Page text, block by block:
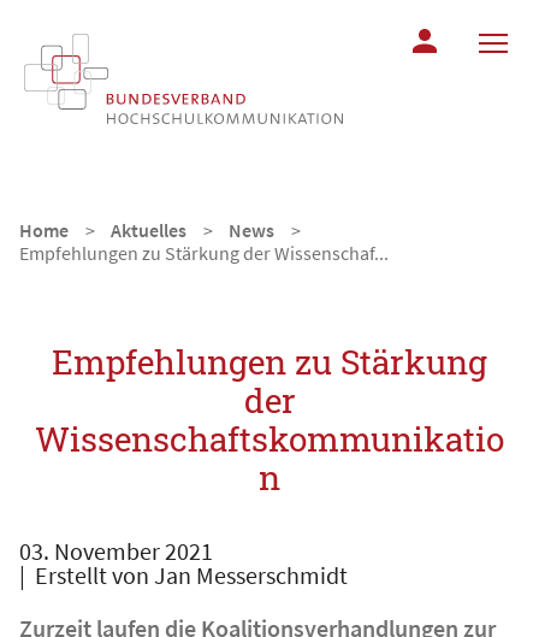
Home Aktuelles
News
Empfehlungen zu Stärkung der Wissenschaf...
Empfehlungen zu Stärkung
der
Wissenschaftskommunikatio
n
03. November 2021
| Erstellt von Jan Messerschmidt
Zurzeit laufen die Koalitionsverhandlungen zur